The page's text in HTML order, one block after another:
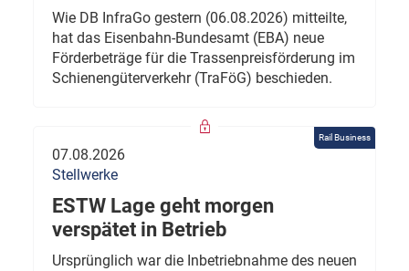
Wie DB InfraGo gestern (06.08.2026) mitteilte,
hat das Eisenbahn-Bundesamt (EBA) neue
Förderbeträge für die Trassenpreisförderung im
Schienengüterverkehr (TraFöG) beschieden.
Rail Business
07.08.2026
Stellwerke
ESTW Lage geht morgen
verspätet in Betrieb
Ursprünglich war die Inbetriebnahme des neuen